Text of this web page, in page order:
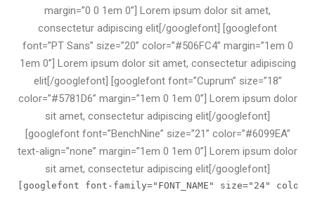
margin=”0 0 1em 0”] Lorem ipsum dolor sit amet,
consectetur adipiscing elit[/googlefont] [googlefont
font=”PT Sans” size=”20” color=”#506FC4” margin=”1em 0
1em 0”] Lorem ipsum dolor sit amet, consectetur adipiscing
elit[/googlefont] [googlefont font=”Cuprum” size=”18”
color=”#5781D6” margin=”1em 0 1em 0”] Lorem ipsum dolor
sit amet, consectetur adipiscing elit[/googlefont]
[googlefont font=”BenchNine” size=”21” color=”#6099EA”
text-align=”none” margin=”1em 0 1em 0”] Lorem ipsum dolor
sit amet, consectetur adipiscing elit[/googlefont]
[googlefont font-family="FONT_NAME" size="24"